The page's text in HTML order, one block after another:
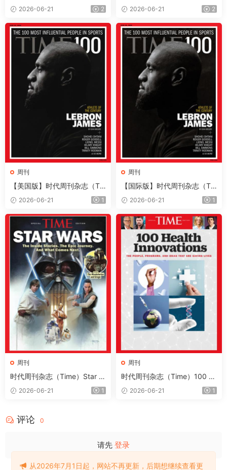
t）2026年6月20日（PDF版
+音频+Kindle版）
2026-06-21 2
t）2026年6月13日（PDF版
+音频+Kindle版）
2026-06-21 2
周刊
【美国版】时代周刊杂志（Ti
me）2026年6月22日
2026-06-21 1
周刊
【国际版】时代周刊杂志（Ti
me）2026年6月22日
2026-06-21 1
周刊
时代周刊杂志（Time）Star W
ars 2026
2026-06-21 1
周刊
时代周刊杂志（Time）100 H
ealth Innovations 2026
2026-06-21 1
评论 0
请先 登录
从2026年7月1日起，网站不再更新，后期想继续查看更